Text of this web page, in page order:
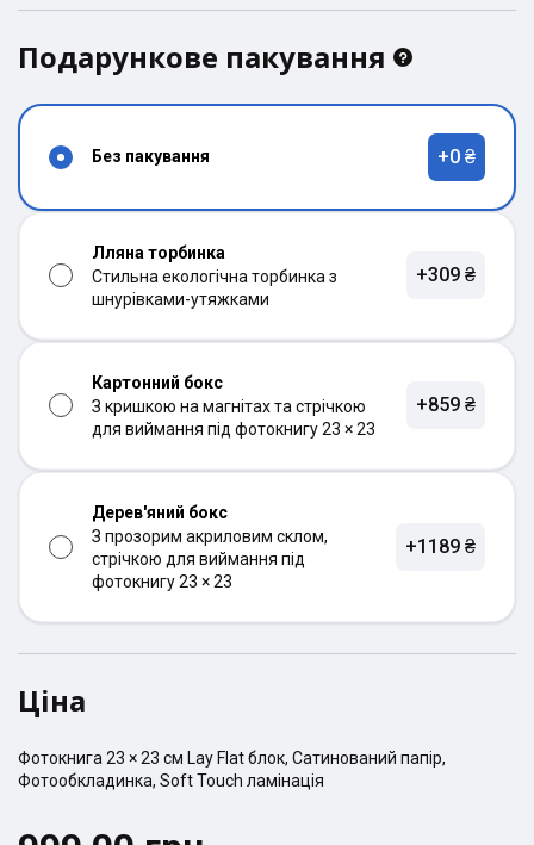
Подарункове пакування
Без пакування +0 ₴
Лляна торбинка
Стильна екологічна торбинка з
шнурівками-утяжками
+309 ₴
Картонний бокс
З кришкою на магнітах та стрічкою
для виймання під фотокнигу 23 × 23
+859 ₴
Дерев'яний бокс
З прозорим акриловим склом,
стрічкою для виймання під
фотокнигу 23 × 23
+1189 ₴
Ціна
Фотокнига 23 × 23 см Lay Flatблок, Сатинований папір,
Фотообкладинка, Soft Touch ламінація